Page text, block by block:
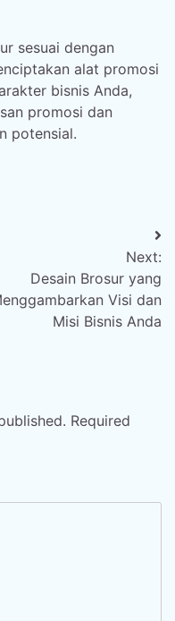
sesuai dengan
alat promosi
bisnis Anda,
promosi dan
potensial.
Next:
Desain Brosur yang
Visi dan
Misi Bisnis Anda
Required